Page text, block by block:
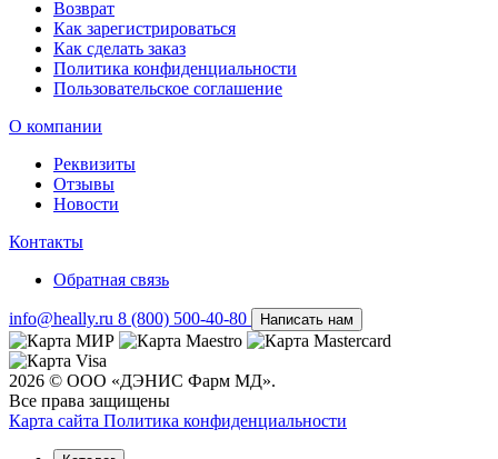
Возврат
Как зарегистрироваться
Как сделать заказ
Политика конфиденциальности
Пользовательское соглашение
О компании
Реквизиты
Отзывы
Новости
Контакты
Обратная связь
info@heally.ru 8 (800) 500-40-80 Написать нам
2026 © ООО «ДЭНИС Фарм МД».
Все права защищены
Карта сайта Политика конфиден­циальности